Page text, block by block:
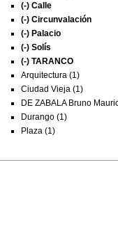
(-) Calle
(-) Circunvalación
(-) Palacio
(-) Solís
(-) TARANCO
Arquitectura (1)
Ciudad Vieja (1)
DE ZABALA Bruno
Durango (1)
Plaza (1)